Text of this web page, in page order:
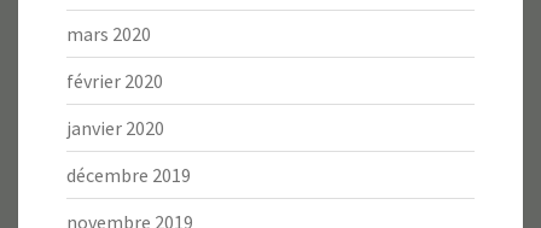
mars 2020
février 2020
janvier 2020
décembre 2019
novembre 2019